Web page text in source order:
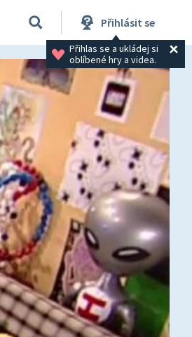
Přihlásit se
Přihlas se a ukládej si
oblíbené hry a videa.